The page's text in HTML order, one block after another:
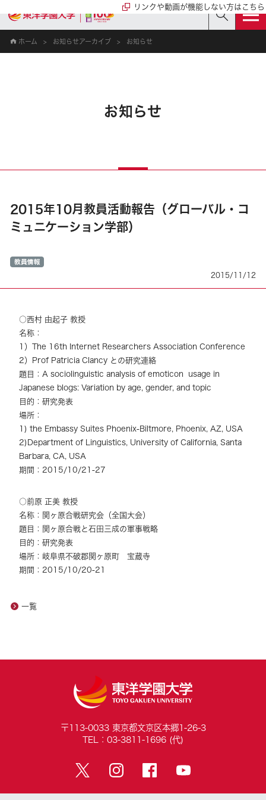
ホーム お知らせアーカイブ お知らせ
お知らせ
2015年10月教員活動報告（グローバル・コ
ミュニケーション学部）
2015/11/12
リンクや動画が機能しない方はこちら
○西村 由起子 教授
名称：
1）The 16th Internet Researchers Association Conference
2）Prof Patricia Clancy との研究連絡
題目：A sociolinguistic analysis of emoticon usage in
Japanese blogs: Variation by age, gender, and topic
目的：研究発表
場所：
1) the Embassy Suites Phoenix-Biltmore, Phoenix, AZ, USA
2)Department of Linguistics, University of California, Santa
Barbara, CA, USA
期間：2015/10/21-27
○前原 正美 教授
名称：関ヶ原合戦研究会（全国大会）
題目：関ヶ原合戦と石田三成の軍事戦略
目的：研究発表
場所：岐阜県不破郡関ヶ原町 宝蔵寺
期間：2015/10/20-21
一覧
〒113-0033 東京都文京区本郷1-26-3
TEL：03-3811-1696 (代)